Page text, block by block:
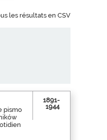
les résultats en CSV
pismo
1891-
1944